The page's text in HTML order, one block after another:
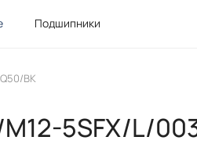
Подшипники
BK
5SFX/L/